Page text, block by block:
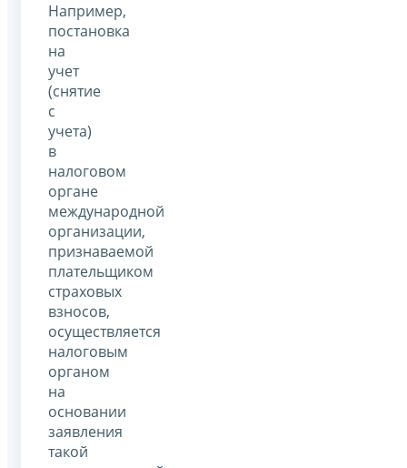
Например,
постановка
на
учет
(снятие
с
учета)
в
налоговом
органе
международной
организации,
признаваемой
плательщиком
страховых
взносов,
осуществляется
налоговым
органом
на
основании
заявления
такой